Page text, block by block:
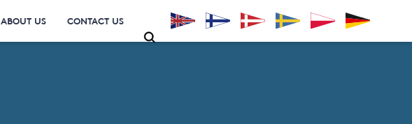
ABOUT US CONTACT US